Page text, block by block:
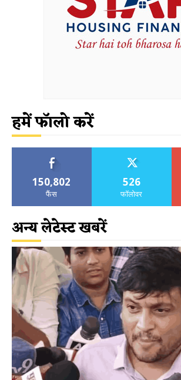
हमें फॉलो करें
150,802
फैंस
526
फॉलोवर
अन्य लेटेस्ट खबरें